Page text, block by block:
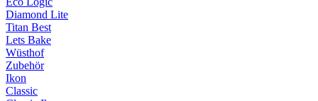
Diamond Lite
Titan Best
Lets Bake
Wüsthof
Zubehör
Ikon
Classic